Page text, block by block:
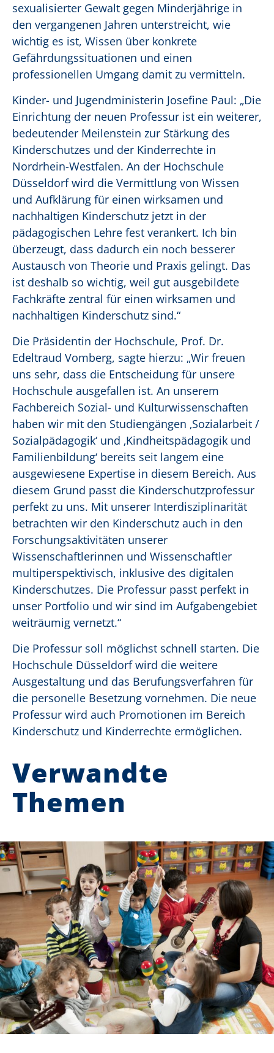
sexualisierter Gewalt gegen Minderjährige in
den vergangenen Jahren unterstreicht, wie
wichtig es ist, Wissen über konkrete
Gefährdungssituationen und einen
professionellen Umgang damit zu vermitteln.
Kinder- und Jugendministerin Josefine Paul: „Die
Einrichtung der neuen Professur ist ein weiterer,
bedeutender Meilenstein zur Stärkung des
Kinderschutzes und der Kinderrechte in
Nordrhein-Westfalen. An der Hochschule
Düsseldorf wird die Vermittlung von Wissen
und Aufklärung für einen wirksamen und
nachhaltigen Kinderschutz jetzt in der
pädagogischen Lehre fest verankert. Ich bin
überzeugt, dass dadurch ein noch besserer
Austausch von Theorie und Praxis gelingt. Das
ist deshalb so wichtig, weil gut ausgebildete
Fachkräfte zentral für einen wirksamen und
nachhaltigen Kinderschutz sind.“
Die Präsidentin der Hochschule, Prof. Dr.
Edeltraud Vomberg, sagte hierzu: „Wir freuen
uns sehr, dass die Entscheidung für unsere
Hochschule ausgefallen ist. An unserem
Fachbereich Sozial- und Kulturwissenschaften
haben wir mit den Studiengängen ‚Sozialarbeit /
Sozialpädagogik‘ und ‚Kindheitspädagogik und
Familienbildung‘ bereits seit langem eine
ausgewiesene Expertise in diesem Bereich. Aus
diesem Grund passt die Kinderschutzprofessur
perfekt zu uns. Mit unserer Interdisziplinarität
betrachten wir den Kinderschutz auch in den
Forschungsaktivitäten unserer
Wissenschaftlerinnen und Wissenschaftler
multiperspektivisch, inklusive des digitalen
Kinderschutzes. Die Professur passt perfekt in
unser Portfolio und wir sind im Aufgabengebiet
weiträumig vernetzt.“
Die Professur soll möglichst schnell starten. Die
Hochschule Düsseldorf wird die weitere
Ausgestaltung und das Berufungsverfahren für
die personelle Besetzung vornehmen. Die neue
Professur wird auch Promotionen im Bereich
Kinderschutz und Kinderrechte ermöglichen.
Verwandte
Themen